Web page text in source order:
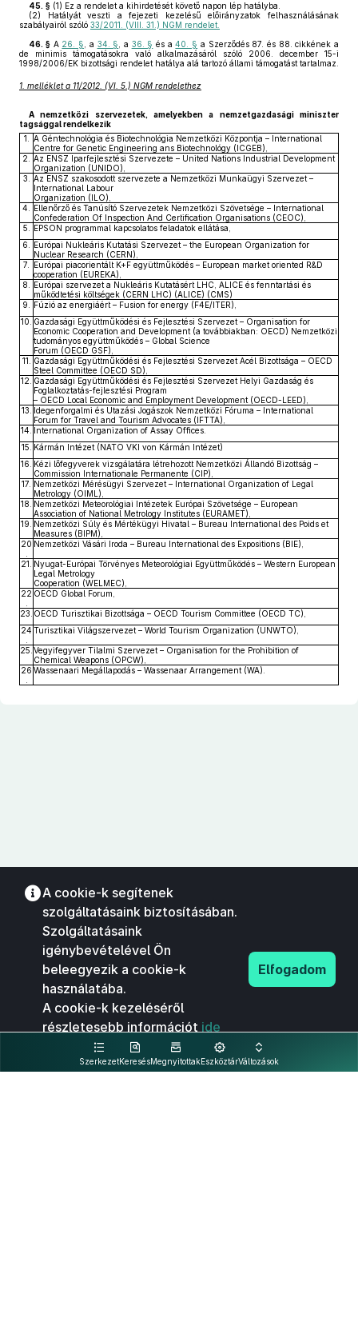
45. § (1) Ez a rendelet a kihirdetését követő napon lép hatályba.
(2) Hatályát veszti a fejezeti kezelésű előirányzatok felhasználásának
szabályairól szóló 33/2011. (VIII. 31.) NGM rendelet.
46. § A 26. § , a 34. § , a 36. § és a40. § a Szerződés 87. és 88. cikkének a
de minimis támogatásokra való alkalmazásáról szóló 2006. december 15-i
1998/2006/EK bizottsági rendelet hatálya alá tartozó állami támogatást tartalmaz.
1. melléklet a 11/2012. (VI. 5.) NGM rendelethez
A nemzetközi szervezetek, amelyekben a nemzetgazdasági miniszter
tagsággal rendelkezik
1.
A Géntechnológia és Biotechnológia Nemzetközi Központja – International
Centre for Genetic Engineering ans Biotechnológy (ICGEB),
2.
Az ENSZ Iparfejlesztési Szervezete – United Nations Industrial Development
Organization (UNIDO),
3.
Az ENSZ szakosodott szervezete a Nemzetközi Munkaügyi Szervezet –
International Labour
Organization (ILO),
4.
Ellenőrző és Tanúsító Szervezetek Nemzetközi Szövetsége – International
Confederation Of Inspection And Certification Organisations (CEOC),
5.
EPSON programmal kapcsolatos feladatok ellátása,
6.
Európai Nukleáris Kutatási Szervezet – the European Organization for
Nuclear Research (CERN),
7.
Európai piacorientált K+F együttműködés – European market oriented R&D
cooperation (EUREKA),
8.
Európai szervezet a Nukleáris Kutatásért LHC, ALICE és fenntartási és
működtetési költségek (CERN LHC) (ALICE) (CMS)
9.
Fúzió az energiáért – Fusion for energy (F4E/ITER),
10. Gazdasági Együttműködési és Fejlesztési Szervezet – Organisation for
Economic Cooperation and Development (a továbbiakban: OECD) Nemzetközi
tudományos együttműködés – Global Science
Forum (OECD GSF),
11.
Gazdasági Együttműködési és Fejlesztési Szervezet Acél Bizottsága – OECD
Steel Committee (OECD SD),
12. Gazdasági Együttműködési és Fejlesztési Szervezet Helyi Gazdaság és
Foglalkoztatás-fejlesztési Program
– OECD Local Economic and Employment Development (OECD-LEED),
13. Idegenforgalmi és Utazási Jogászok Nemzetközi Fóruma – International
Forum for Travel and Tourism Advocates (IFTTA),
14. International Organization of Assay Offices.
15. Kármán Intézet (NATO VKI von Kármán Intézet)
16. Kézi lőfegyverek vizsgálatára létrehozott Nemzetközi Állandó Bizottság –
Commission Internationale Permanente (CIP),
17. Nemzetközi Mérésügyi Szervezet – International Organization of Legal
Metrology (OIML),
18. Nemzetközi Meteorológiai Intézetek Európai Szövetsége – European
Association of National Metrology Institutes (EURAMET),
19. Nemzetközi Súly és Mértékügyi Hivatal – Bureau International des Poids et
Measures (BIPM),
20 Nemzetközi Vásári Iroda – Bureau International des Expositions (BIE),
21. Nyugat-Európai Törvényes Meteorológiai Együttműködés – Western European
Legal Metrology
Cooperation (WELMEC),
22 OECD Global Forum,
23. OECD Turisztikai Bizottsága – OECD Tourism Committee (OECD TC),
24 Turisztikai Világszervezet – World Tourism Organization (UNWTO),
25. Vegyifegyver Tilalmi Szervezet – Organisation for the Prohibition of
Chemical Weapons (OPCW),
26 Wassenaari Megállapodás – Wassenaar Arrangement (WA).
SzerkezetKeresésMegnyitottakEszköztárVáltozások
A cookie-k segítenek
szolgáltatásaink biztosításában.
Szolgáltatásaink
igénybevételével Ön
beleegyezik a cookie-k
használatába.
A cookie-k kezeléséről
részletesebb információt ide
kattintva olvashat.
Elfogadom